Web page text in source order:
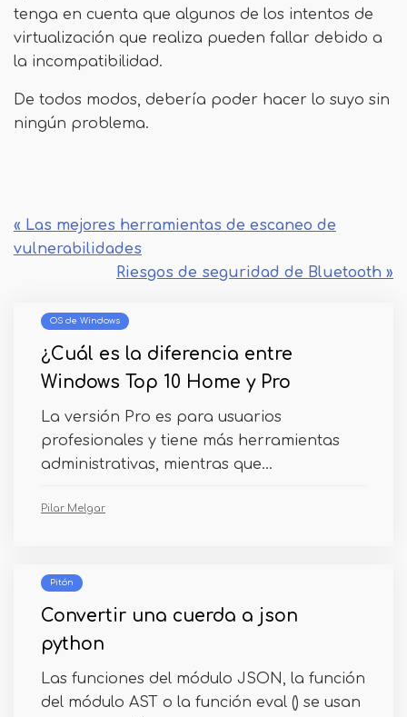
tenga en cuenta que algunos de los intentos de
virtualización que realiza pueden fallar debido a
la incompatibilidad.
De todos modos, debería poder hacer lo suyo sin
ningún problema.
« Las mejores herramientas de escaneo de
vulnerabilidades
Riesgos de seguridad de Bluetooth »
OS de Windows
¿Cuál es la diferencia entre
Windows Top 10 Home y Pro
La versión Pro es para usuarios
profesionales y tiene más herramientas
administrativas, mientras que...
Pilar Melgar
Pitón
Convertir una cuerda a json
python
Las funciones del módulo JSON, la función
del módulo AST o la función eval () se usan